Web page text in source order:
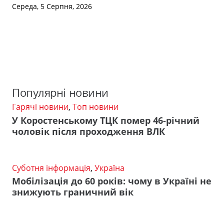
Середа, 5 Серпня, 2026
Популярні новини
Гарячі новини, Топ новини
У Коростенському ТЦК помер 46-річний
чоловік після проходження ВЛК
Суботня інформація, Україна
Мобілізація до 60 років: чому в Україні не
знижують граничний вік